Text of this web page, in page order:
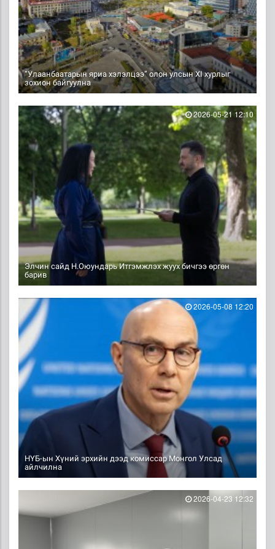
“Улаанбаатарын яриа хэлэлцээ” олон улсын XI хурлыг
зохион байгуулна
Элчин сайд Н.Оюундарь Итгэмжлэх жуух бичгээ өргөн
барив
2026-05-21 12:10
НҮБ-ын Хүний эрхийн дээд комиссар Монгол Улсад
айлчилна
2026-05-08 12:20
2026-04-23 12:32